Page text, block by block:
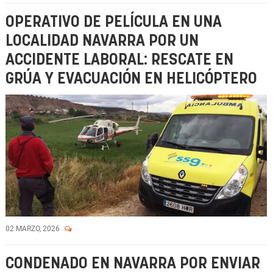
OPERATIVO DE PELÍCULA EN UNA
LOCALIDAD NAVARRA POR UN
ACCIDENTE LABORAL: RESCATE EN
GRÚA Y EVACUACIÓN EN HELICÓPTERO
02 MARZO, 2026
CONDENADO EN NAVARRA POR ENVIAR